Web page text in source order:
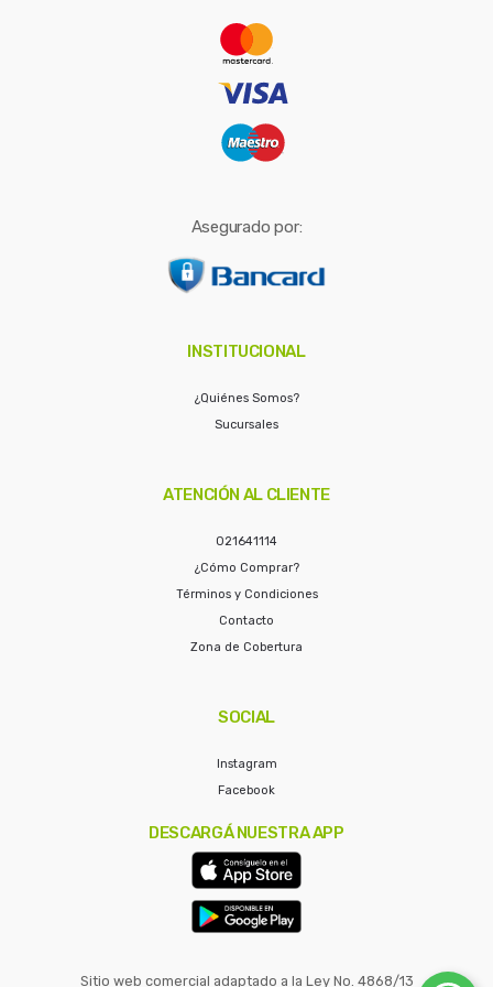
Asegurado por:
INSTITUCIONAL
¿Quiénes Somos?
Sucursales
ATENCIÓN AL CLIENTE
021641114
¿Cómo Comprar?
Términos y Condiciones
Contacto
Zona de Cobertura
SOCIAL
Instagram
Facebook
DESCARGÁ NUESTRA APP
Sitio web comercial adaptado a la Ley No. 4868/13